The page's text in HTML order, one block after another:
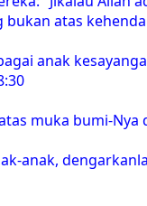
bukan atas
anak
muka bumi-Nya
anak,